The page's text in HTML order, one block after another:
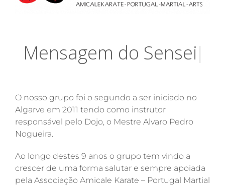
.Mensagem do Sensei|
O nosso grupo foi o segundo a ser iniciado no
Algarve em 2011 tendo como instrutor
responsável pelo Dojo, o Mestre Alvaro Pedro
Nogueira.
Ao longo destes 9 anos o grupo tem vindo a
crescer de uma forma salutar e sempre apoiada
pela Associação Amicale Karate – Portugal Martial